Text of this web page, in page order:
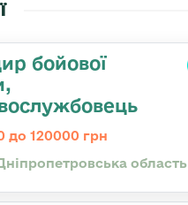
бойової
до 120000 грн
область